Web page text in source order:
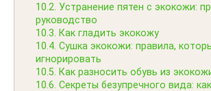
10.2. Устранение пятен с экокожи:
руководство
10.3.
Как гладить экокожу
10.4. Сушка экокожи: правила,
игнорировать
10.5.
Как разносить обувь из
10.6. Секреты безупречного вида: